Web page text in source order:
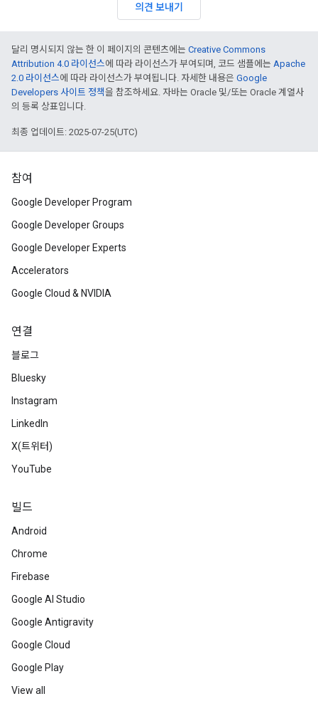
의견 보내기
달리 명시되지 않는 한 이 페이지의 콘텐츠에는 Creative Commons
Attribution 4.0 라이선스에 따라 라이선스가 부여되며, 코드 샘플에는 Apache
2.0 라이선스에 따라 라이선스가 부여됩니다. 자세한 내용은 Google
Developers 사이트 정책을 참조하세요. 자바는 Oracle 및/또는 Oracle 계열사
의 등록 상표입니다.
최종 업데이트: 2025-07-25(UTC)
참여
Google Developer Program
Google Developer Groups
Google Developer Experts
Accelerators
Google Cloud & NVIDIA
연결
블로그
Bluesky
Instagram
LinkedIn
X(트위터)
YouTube
빌드
Android
Chrome
Firebase
Google AI Studio
Google Antigravity
Google Cloud
Google Play
View all